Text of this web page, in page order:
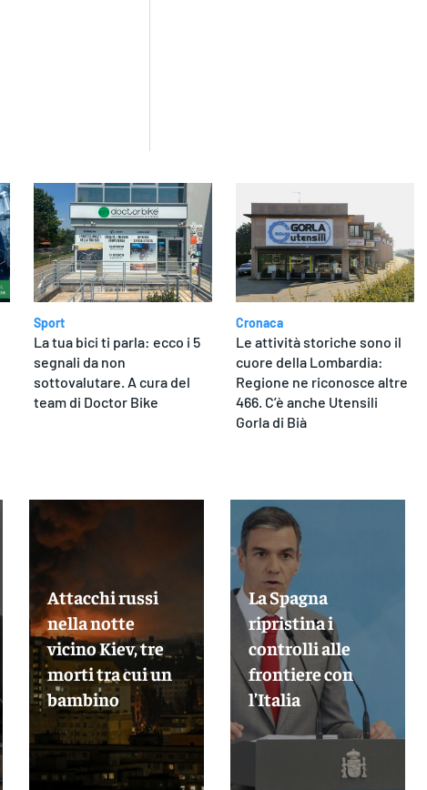
Sport
La tua bici ti parla: ecco i 5
segnali da non
sottovalutare. A cura del
team di Doctor Bike
Cronaca
Le attività storiche sono il
cuore della Lombardia:
Regione ne riconosce altre
466. C’è anche Utensili
Gorla di Bià
Attacchi russi
nella notte
vicino Kiev, tre
morti tra cui un
bambino
La Spagna
ripristina i
controlli alle
frontiere con
l’Italia